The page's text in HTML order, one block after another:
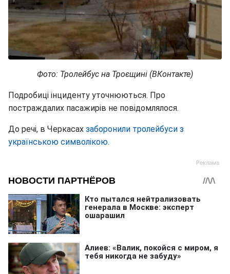
Фото: Тролейбус на Троєщині (ВКонтакте)
Подробиці інциденту уточнюються. Про
постраждалих пасажирів не повідомлялося.
До речі, в Черкасах заборонили тролейбуси з
українською символікою.